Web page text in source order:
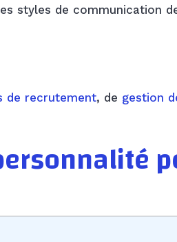
styles de communication
de recrutement, de gestion